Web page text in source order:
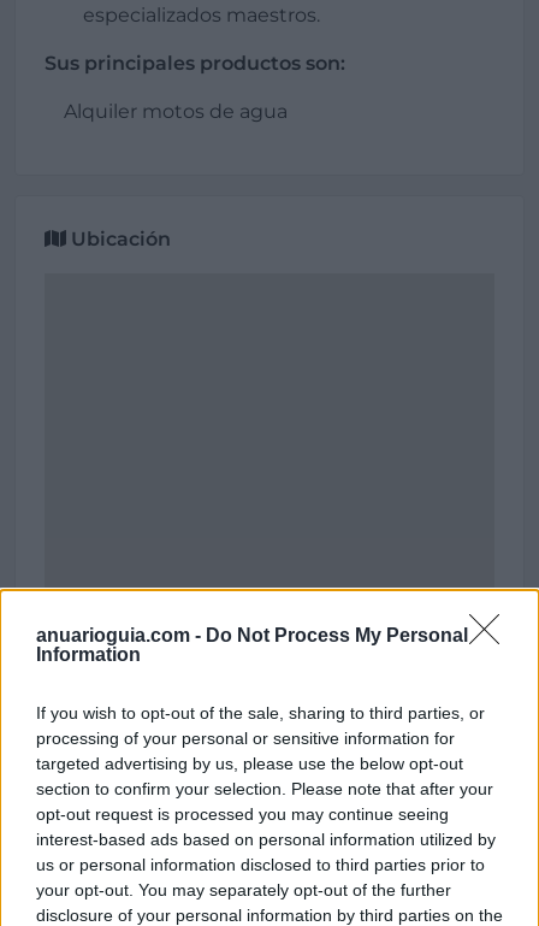
anuarioguia.com - Do Not Process My Personal
Information
If you wish to opt-out of the sale, sharing to third parties, or
processing of your personal or sensitive information for
targeted advertising by us, please use the below opt-out
section to confirm your selection. Please note that after your
opt-out request is processed you may continue seeing
interest-based ads based on personal information utilized by
us or personal information disclosed to third parties prior to
your opt-out. You may separately opt-out of the further
disclosure of your personal information by third parties on the
especializados maestros.
Sus principales productos son:
Alquiler motos de agua
Ubicación
extremeskistenerife
Puerto Colon Pantalan numero 7,
38660 Adeje (Sta. Cruz de Tenerife)
Coordenadas geográficas:
Latitud: 28.077963, longitud: -16.737853